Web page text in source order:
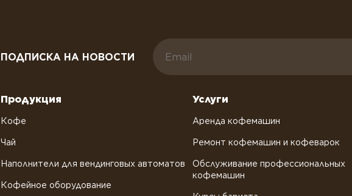
ПОДПИСКА НА НОВОСТИ
Продукция
Кофе
Чай
Наполнители для вендинговых автоматов
Кофейное оборудование
Услуги
Аренда кофемашин
Ремонт кофемашин и кофеварок
Обслуживание профессиональных
кофемашин